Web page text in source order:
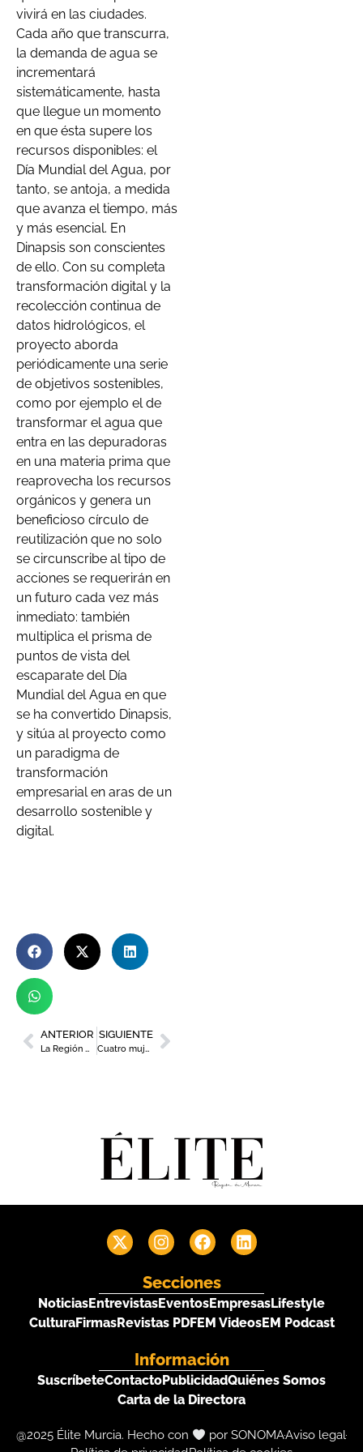
vivirá en las ciudades.
Cada año que transcurra,
la demanda de agua se
incrementará
sistemáticamente, hasta
que llegue un momento
en que ésta supere los
recursos disponibles: el
Día Mundial del Agua, por
tanto, se antoja, a medida
que avanza el tiempo, más
y más esencial. En
Dinapsis son conscientes
de ello. Con su completa
transformación digital y la
recolección continua de
datos hidrológicos, el
proyecto aborda
periódicamente una serie
de objetivos sostenibles,
como por ejemplo el de
transformar el agua que
entra en las depuradoras
en una materia prima que
reaprovecha los recursos
orgánicos y genera un
beneficioso círculo de
reutilización que no solo
se circunscribe al tipo de
acciones se requerirán en
un futuro cada vez más
inmediato: también
multiplica el prisma de
puntos de vista del
escaparate del Día
Mundial del Agua en que
se ha convertido Dinapsis,
y sitúa al proyecto como
un paradigma de
transformación
empresarial en aras de un
desarrollo sostenible y
digital.
ANTERIOR
La Región mostrará su excelencia gastronómica en el Salón Gourmets de Madrid
SIGUIENTE
Cuatro mujeres murcianas que crean empresas para cambiar el mundo
Secciones
NoticiasEntrevistasEventosEmpresasLifestyle
CulturaFirmasRevistas PDFEM VideosEM Podcast
Información
SuscríbeteContactoPublicidadQuiénes Somos
Carta de la Directora
@2025 Élite Murcia. Hecho con por SONOMAAviso legal